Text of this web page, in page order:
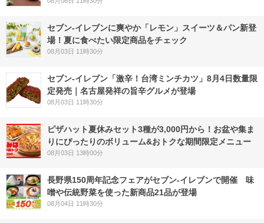
セブン‐イレブンに爽やか「レモン」スイーツ＆パン新登
場！夏に食べたい限定商品をチェック
08月03日 11時30分
セブン-イレブン「激辛！台湾ミンチカツ」8月4日数量限
定発売｜名古屋発祥の旨辛グルメが登場
08月03日 11時30分
ピザハット夏休みセット3種が3,000円から！お盆や集ま
りにぴったりのボリューム&おトクな期間限定メニュー
08月03日 13時00分
長野県150周年記念フェアがセブン-イレブンで開催 味
噌や伝統野菜を使った新商品21品が登場
08月04日 11時30分